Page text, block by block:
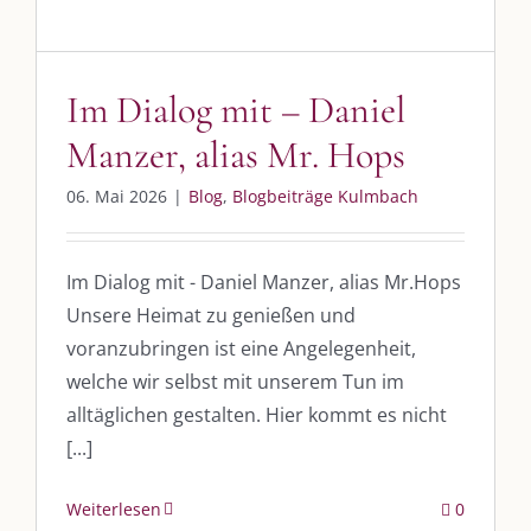
Im Dialog mit – Daniel
Manzer, alias Mr. Hops
06. Mai 2026 | Blog, Blogbeiträge Kulmbach
Im Dialog mit - Daniel Manzer, alias Mr.Hops
Unsere Heimat zu genießen und
voranzubringen ist eine Angelegenheit,
welche wir selbst mit unserem Tun im
alltäglichen gestalten. Hier kommt es nicht
[...]
Weiterlesen 0